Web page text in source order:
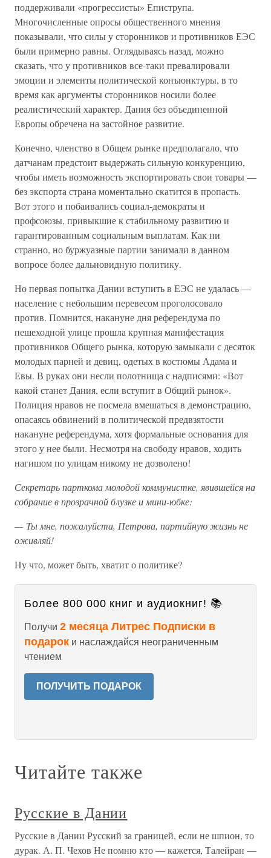
поддерживали «прогрессисты» Епиструпа.
Многочисленные опросы общественного мнения
показывали, что силы у сторонников и противников ЕЭС
были примерно равны. Оглядываясь назад, можно
сказать, что у противников все-таки превалировали
эмоции и элементы политической конъюнктуры, в то
время как аргументы сторонников носили более
реалистический характер. Дания без объединенной
Европы обречена на застойное развитие.
Конечно, членство в Общем рынке предполагало, что
датчанам предстоит выдержать сильную конкуренцию,
чтобы иметь возможность экспортировать свои товары —
без экспорта страна моментально скатится в пропасть.
Вот этого и побаивались социал-демократы и
профсоюзы, привыкшие к стабильному развитию и
гарантированным социальным выплатам. Как ни
странно, но буржуазные партии занимали в данном
вопросе более дальновидную политику.
Но первая попытка Дании вступить в ЕЭС не удалась —
население с небольшим перевесом проголосовало
против. Помнится, накануне дня референдума по
пешеходной улице прошла крупная манифестация
противников Общего рынка, которую замыкали с десяток
молодых парней и девиц, одетых в костюмы Адама и
Евы. В руках они несли полотнища с надписями: «Вот
какой станет Дания, если вступит в Общий рынок».
Полиция нравов не посмела вмешаться в демонстрацию,
опасаясь обвинений в политической предвзятости
накануне референдума, хотя формальные основания для
этого у нее были. Несмотря на свободу нравов, ходить
нагишом по улицам никому не дозволено!
Секретарь парткома молодой коммунистке, явившейся на
собрание в прозрачной блузке и мини-юбке:
— Ты мне, пожалуйста, Петрова, партийную жизнь не
оживляй!
Ну что, может быть, хватит о политике?
Более 800 000 книг и аудиокниг! 📚
Получи 2 месяца Литрес Подписки в
подарок и наслаждайся неограниченным
чтением
ПОЛУЧИТЬ ПОДАРОК
Читайте также
Русские в Дании
Русские в Дании Русский за границей, если не шпион, то
дурак. А. П. Чехов Не помню кто — кажется, Талейран —